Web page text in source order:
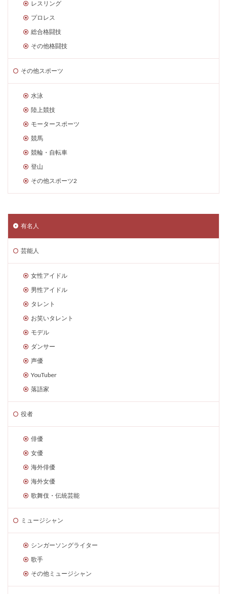
レスリング
プロレス
総合格闘技
その他格闘技
その他スポーツ
水泳
陸上競技
モータースポーツ
競馬
競輪・自転車
登山
その他スポーツ2
有名人
芸能人
女性アイドル
男性アイドル
タレント
お笑いタレント
モデル
ダンサー
声優
YouTuber
落語家
役者
俳優
女優
海外俳優
海外女優
歌舞伎・伝統芸能
ミュージシャン
シンガーソングライター
歌手
その他ミュージシャン